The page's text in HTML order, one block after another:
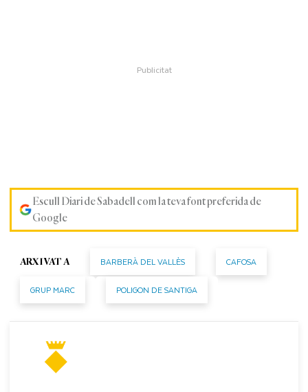
Escull Diari de Sabadell com la teva font preferida de
Google
ARXIVAT A BARBERÀ DEL VALLÈS CAFOSA
GRUP MARC POLIGON DE SANTIGA